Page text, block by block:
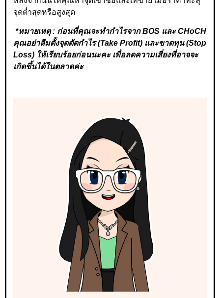
จุดต่ำสุดหรือสูงสุด
*หมายเหตุ : ก่อนที่คุณจะทำกำไรจาก BOS และ CHoCH
คุณอย่าลืมตั้งจุดตัดกำไร (Take Profit) และขาดทุน (Stop
Loss) ให้เรียบร้อยก่อนนะคะ เพื่อลดความเสี่ยงที่อาจจะ
เกิดขึ้นได้ในตลาดค่ะ